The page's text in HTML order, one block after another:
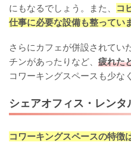
にもなるでしょう。また、
コ
仕事に必要な設備も整ってい
さらにカフェが併設されてい
チンがあったりなど、 疲れた
コワーキングスペースも少な
シェアオフィス・レン
コワーキングスペースの特徴